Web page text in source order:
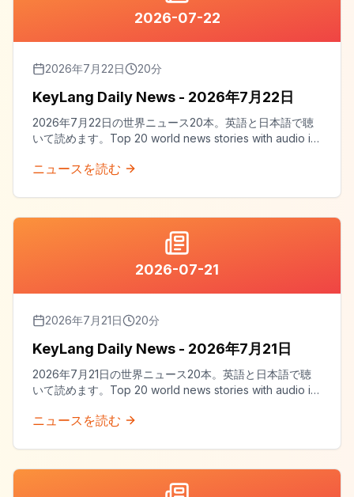
2026-07-22
2026年7月22日 20分
KeyLang Daily News - 2026年7月22日
2026年7月22日の世界ニュース20本。英語と日本語で聴
いて読めます。Top 20 world news stories with audio in
ニュースを読む
2026-07-21
2026年7月21日 20分
KeyLang Daily News - 2026年7月21日
2026年7月21日の世界ニュース20本。英語と日本語で聴
いて読めます。Top 20 world news stories with audio in
ニュースを読む